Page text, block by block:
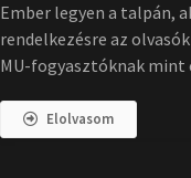
Ember legyen a talpán,
rendelkezésre az
MU-fogyasztóknak mint
Elolvasom